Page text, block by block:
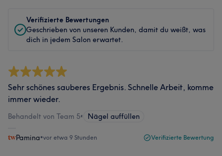
Verifizierte Bewertungen
Geschrieben von unseren Kunden, damit du weißt, was
dich in jedem Salon erwartet.
Sehr schönes sauberes Ergebnis. Schnelle Arbeit, komme
immer wieder.
Behandelt von Team 5• Nägel auffüllen
Pamina•vor etwa 9 Stunden Verifizierte Bewertung